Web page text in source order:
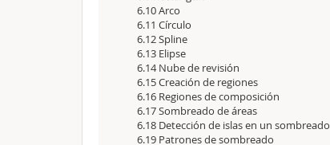
6.10 Arco
6.11 Círculo
6.12 Spline
6.13 Elipse
6.14 Nube de revisión
6.15 Creación de regiones
6.16 Regiones de composición
6.17 Sombreado de áreas
6.18 Detección de islas en un sombreado
6.19 Patrones de sombreado